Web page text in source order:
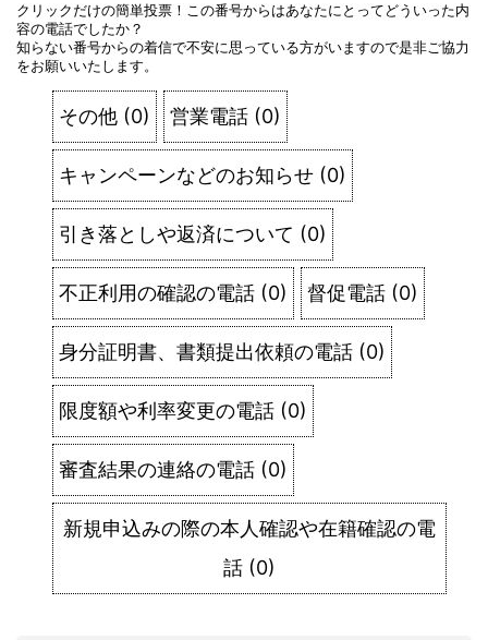
クリックだけの簡単投票！この番号からはあなたにとってどういった内
容の電話でしたか？
知らない番号からの着信で不安に思っている方がいますので是非ご協力
をお願いいたします。
その他 (0) 営業電話 (0)
キャンペーンなどのお知らせ (0)
引き落としや返済について (0)
不正利用の確認の電話 (0) 督促電話 (0)
身分証明書、書類提出依頼の電話 (0)
限度額や利率変更の電話 (0)
審査結果の連絡の電話 (0)
新規申込みの際の本人確認や在籍確認の電
話 (0)